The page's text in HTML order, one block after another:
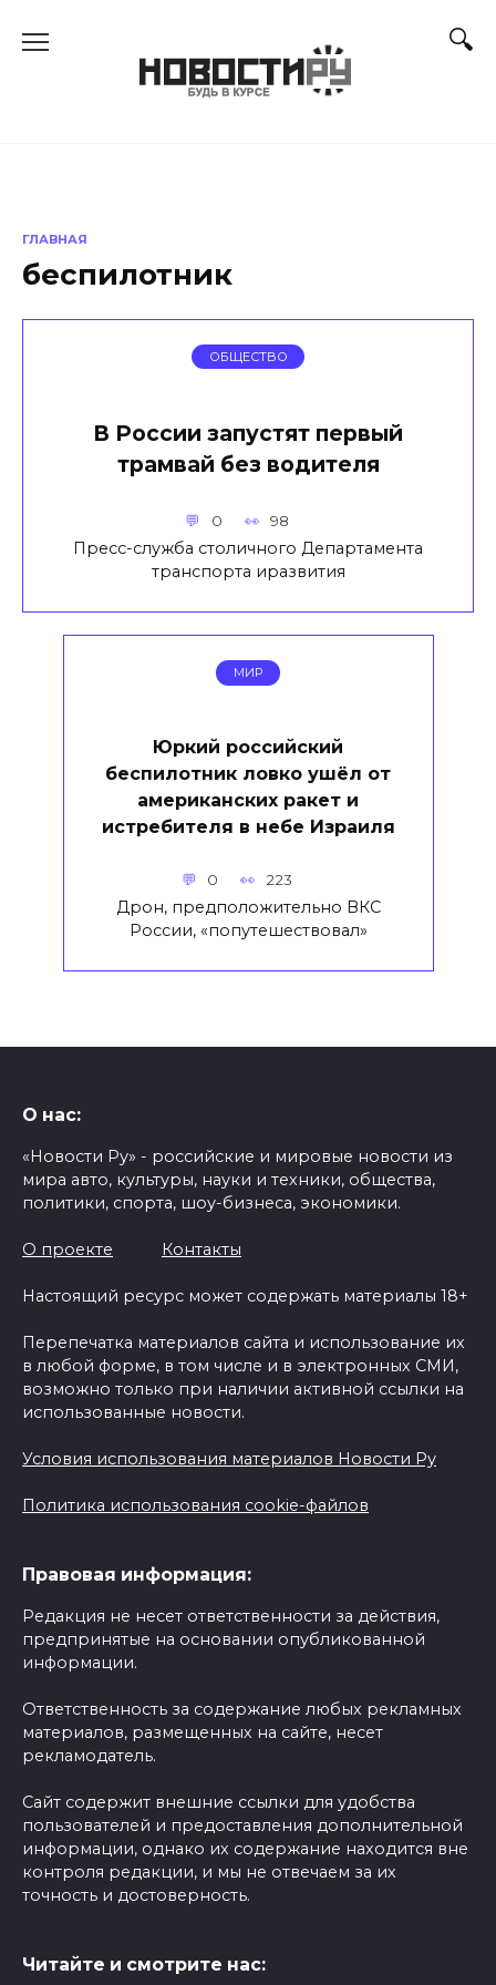
ГЛАВНАЯ
беспилотник
ОБЩЕСТВО
В России запустят первый
трамвай без водителя
0 98
Пресс-служба столичного Департамента
транспорта иразвития
МИР
Юркий российский
беспилотник ловко ушёл от
американских ракет и
истребителя в небе Израиля
0 223
Дрон, предположительно ВКС
России, «попутешествовал»
О нас:
«Новости Ру» - российские и мировые новости из
мира авто, культуры, науки и техники, общества,
политики, спорта, шоу-бизнеса, экономики.
О проекте Контакты
Настоящий ресурс может содержать материалы 18+
Перепечатка материалов сайта и использование их
в любой форме, в том числе и в электронных СМИ,
возможно только при наличии активной ссылки на
использованные новости.
Условия использования материалов Новости Ру
Политика использования cookie-файлов
Правовая информация:
Редакция не несет ответственности за действия,
предпринятые на основании опубликованной
информации.
Ответственность за содержание любых рекламных
материалов, размещенных на сайте, несет
рекламодатель.
Сайт содержит внешние ссылки для удобства
пользователей и предоставления дополнительной
информации, однако их содержание находится вне
контроля редакции, и мы не отвечаем за их
точность и достоверность.
Читайте и смотрите нас: